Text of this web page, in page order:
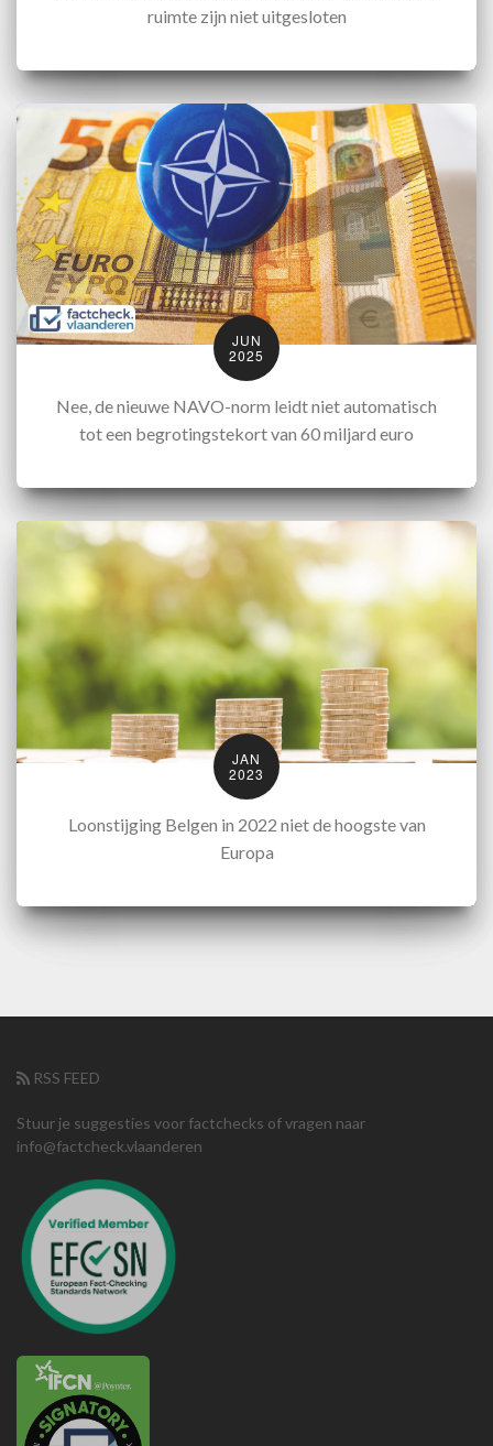
ruimte zijn niet uitgesloten
JUN
2025
Nee, de nieuwe NAVO-norm leidt niet automatisch
tot een begrotingstekort van 60 miljard euro
JAN
2023
Loonstijging Belgen in 2022 niet de hoogste van
Europa
RSS FEED
Stuur je suggesties voor factchecks of vragen naar
info@factcheck.vlaanderen